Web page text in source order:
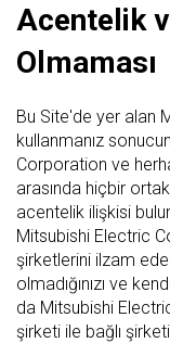
Acentelik
Olmaması
Bu Site'de yer alan
kullanmanız
Corporation ve
arasında hiçbir
acentelik ilişkisi
Mitsubishi Electric
şirketlerini ilzam
olmadığınızı ve
da Mitsubishi
şirketi ile bağlı